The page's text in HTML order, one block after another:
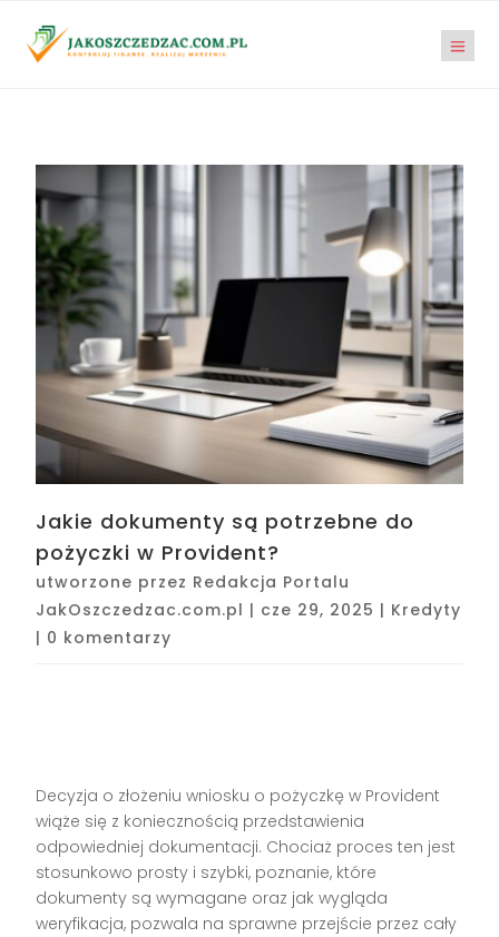
Jakie dokumenty są potrzebne do
pożyczki w Provident?
utworzone przez Redakcja Portalu
JakOszczedzac.com.pl | cze 29, 2025 | Kredyty
| 0 komentarzy
Decyzja o złożeniu wniosku o pożyczkę w Provident
wiąże się z koniecznością przedstawienia
odpowiedniej dokumentacji. Chociaż proces ten jest
stosunkowo prosty i szybki, poznanie, które
dokumenty są wymagane oraz jak wygląda
weryfikacja, pozwala na sprawne przejście przez cały